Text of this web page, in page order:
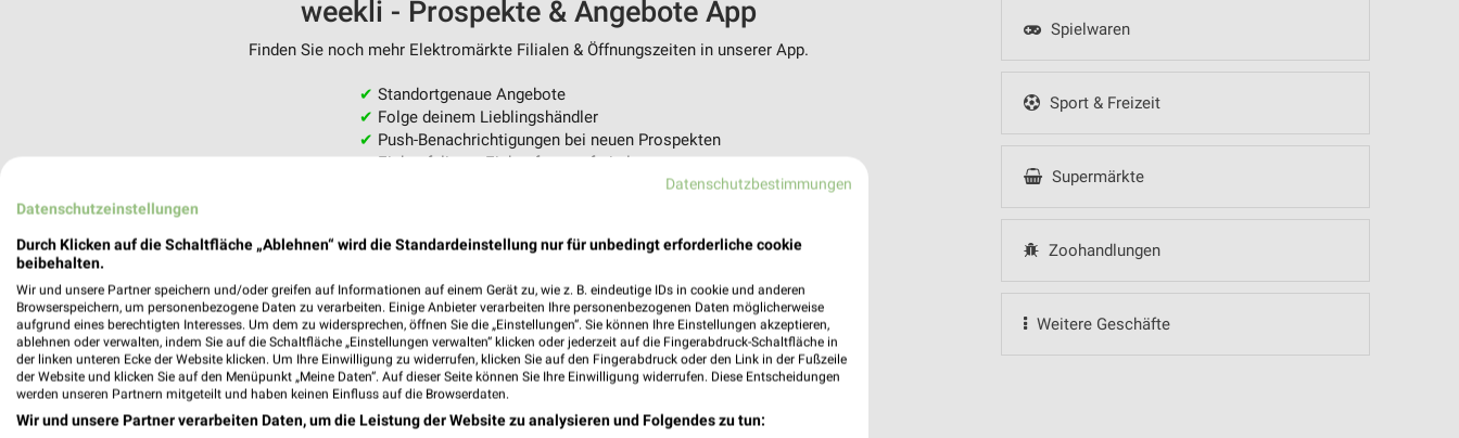
Spielwaren
Sport & Freizeit
Supermärkte
Zoohandlungen
Weitere Geschäfte
weekli - Prospekte & Angebote App
Finden Sie noch mehr Elektromärkte Filialen & Öffnungszeiten in unserer App.
✔ Standortgenaue Angebote
✔ Folge deinem Lieblingshändler
✔ Push-Benachrichtigungen bei neuen Prospekten
✔Einkaufsliste - Einkauf stressfrei planen
Datenschutzbestimmungen
Datenschutzeinstellungen
Durch Klicken auf die Schaltfläche „Ablehnen“ wird die Standardeinstellung nur für unbedingt erforderliche cookie
beibehalten.
Wir und unsere Partner speichern und/oder greifen auf Informationen auf einem Gerät zu, wie z. B. eindeutige IDs in cookie und anderen
Browserspeichern, um personenbezogene Daten zu verarbeiten. Einige Anbieter verarbeiten Ihre personenbezogenen Daten möglicherweise
aufgrund eines berechtigten Interesses. Um dem zu widersprechen, öffnen Sie die „Einstellungen“. Sie können Ihre Einstellungen akzeptieren,
ablehnen oder verwalten, indem Sie auf die Schaltfläche „Einstellungen verwalten“ klicken oder jederzeit auf die Fingerabdruck-Schaltfläche in
der linken unteren Ecke der Website klicken. Um Ihre Einwilligung zu widerrufen, klicken Sie auf den Fingerabdruck oder den Link in der Fußzeile
der Website und klicken Sie auf den Menüpunkt „Meine Daten“. Auf dieser Seite können Sie Ihre Einwilligung widerrufen. Diese Entscheidungen
werden unseren Partnern mitgeteilt und haben keinen Einfluss auf die Browserdaten.
Wir und unsere Partner verarbeiten Daten, um die Leistung der Website zu analysieren und Folgendes zu tun: